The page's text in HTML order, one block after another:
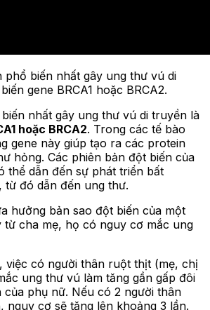
phổ biến nhất gây ung thư vú di
gene BRCA1 hoặc BRCA2.
nhất gây ung thư vú di truyền là
hoặc BRCA2. Trong các tế bào
gene này giúp tạo ra các protein
hỏng. Các phiên bản đột biến của
thể dẫn đến sự phát triển bất
từ đó dẫn đến ung thư.
hưởng bản sao đột biến của một
từ cha mẹ, họ có nguy cơ mắc ung
việc có người thân ruột thịt (mẹ, chị
ung thư vú làm tăng gần gấp đôi
của phụ nữ. Nếu có 2 người thân
nguy cơ sẽ tăng lên khoảng 3 lần.